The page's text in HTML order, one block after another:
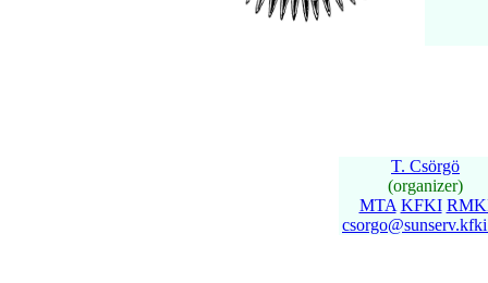
T. Csörgö
(organizer)
MTA KFKI